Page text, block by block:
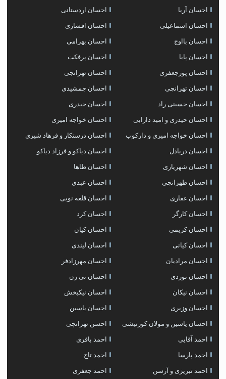
احسان آریا احسان اردستانی
احسان اسماعیلی احسان افشاری
احسان بااوج احسان بهرامی
احسان پایا احسان پرفکت
احسان پورجعفری احسان تهرانجی
احسان تهرانچی احسان جمشیدی
احسان حسینی راد احسان حیدری
احسان حیدری و امید دارابی احسان خواجه امیری
احسان خواجه امیری و دارکوب احسان درستكار و فرهاد شيرى
احسان دریادل احسان دیاکو و فرزاد دیاکو
احسان شهریاری احسان طاها
احسان طهرانچی احسان عبدی
احسان غفاری احسان قلعه نویی
احسان کارگر احسان کرد
احسان کریمی احسان کیان
احسان کیانی احسان لیندی
احسان مرادیان احسان مهرزادفر
احسان نوردی احسان نی زن
احسان نیکان احسان نیکبخش
احسان وزیری احسان یاسین
احسان یاسین و مولان کورتیشی احسن تهرانچی
احمد آقایی احمد باقری
احمد پارسا احمد تاج
احمد تبریزی و آرسن احمد جعفری